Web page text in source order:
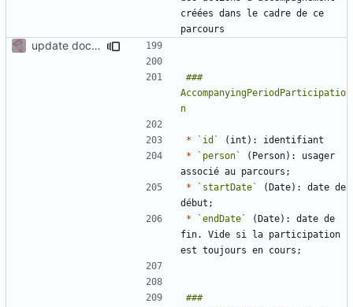
créées dans le cadre de ce
update documentation for docgen
###
AccompanyingPeriodParticipatio
* `id`
*
`person`
(Person): usager
*
`startDate`
(Date): date de
*
`endDate`
(Date): date de
fin. Vide si la participation
###